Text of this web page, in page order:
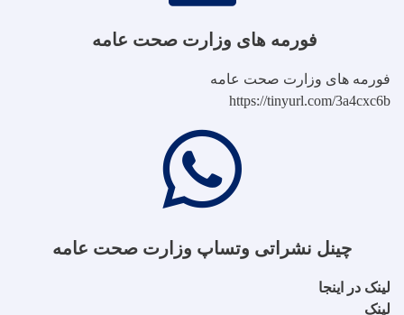
فورمه های وزارت صحت عامه
فورمه های وزارت صحت عامه
https://tinyurl.com/3a4cxc6b
چینل نشراتی وتساپ وزارت صحت عامه
لینک در اینجا
لینک